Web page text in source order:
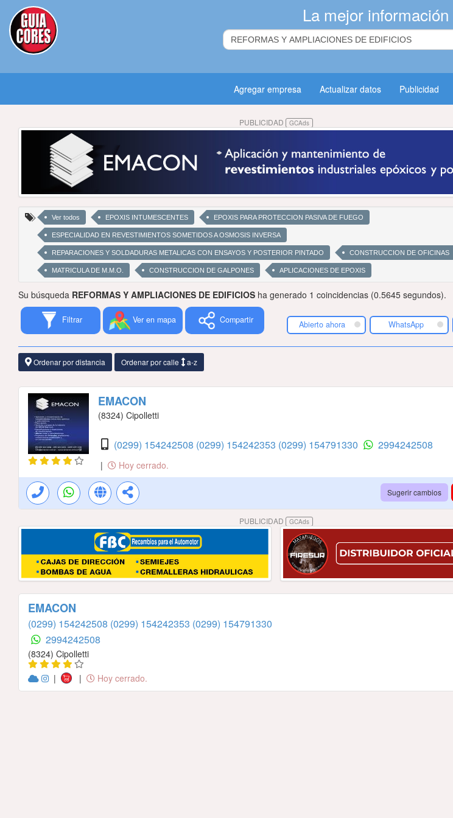
La mejor información
Agregar empresa Actualizar datos Publicidad
PUBLICIDAD GCAds
Ver todos EPOXIS INTUMESCENTES EPOXIS PARA PROTECCION PASIVA DE FUEGO
ESPECIALIDAD EN REVESTIMIENTOS SOMETIDOS A OSMOSIS INVERSA
REPARACIONES Y SOLDADURAS METALICAS CON ENSAYOS Y POSTERIOR PINTADO CONSTRUCCION DE OFICINAS
MATRICULA DE M.M.O. CONSTRUCCION DE GALPONES APLICACIONES DE EPOXIS
Su búsqueda REFORMAS Y AMPLIACIONES DE EDIFICIOS ha generado 1 coincidencias (0.5645 segundos).
Filtrar Ver en mapa Compartir Abierto ahora WhatsApp
Ordenar por distancia Ordenar por calle a-z
EMACON
(8324) Cipolletti
(0299) 154242508 (0299) 154242353 (0299) 154791330 2994242508
| Hoy cerrado.
Sugerir cambios
PUBLICIDAD GCAds
EMACON
(0299) 154242508 (0299) 154242353 (0299) 154791330
2994242508
(8324) Cipolletti
|
| Hoy cerrado.